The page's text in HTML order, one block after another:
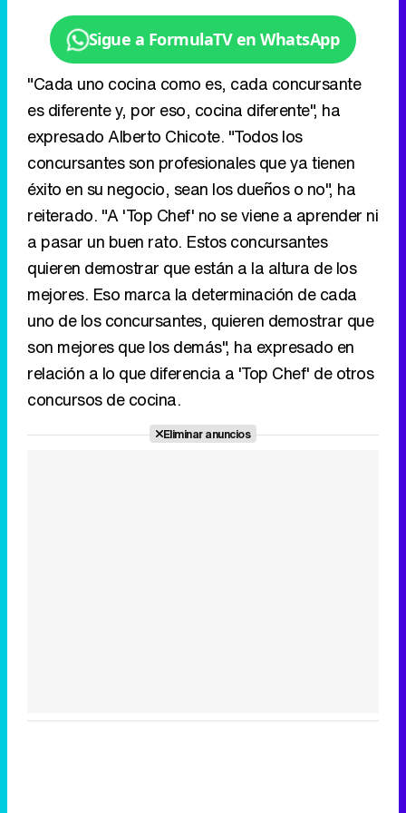
Sigue a FormulaTV en WhatsApp
"Cada uno cocina como es, cada concursante
es diferente y, por eso, cocina diferente", ha
expresado Alberto Chicote. "Todos los
concursantes son profesionales que ya tienen
éxito en su negocio, sean los dueños o no", ha
reiterado. "A 'Top Chef' no se viene a aprender ni
a pasar un buen rato. Estos concursantes
quieren demostrar que están a la altura de los
mejores. Eso marca la determinación de cada
uno de los concursantes, quieren demostrar que
son mejores que los demás", ha expresado en
relación a lo que diferencia a 'Top Chef' de otros
concursos de cocina.
Eliminar anuncios